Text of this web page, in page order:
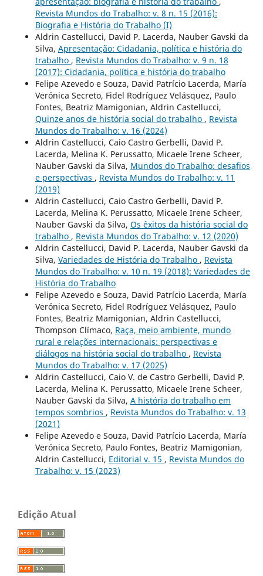
Revista Mundos do Trabalho: v. 8 n. 15 (2016):
Biografia e História do Trabalho (I)
Aldrin Castellucci, David P. Lacerda, Nauber Gavski da
Silva, Apresentação: Cidadania, política e história do
trabalho , Revista Mundos do Trabalho: v. 9 n. 18
(2017): Cidadania, política e história do trabalho
Felipe Azevedo e Souza, David Patrício Lacerda, María
Verónica Secreto, Fidel Rodríguez Velásquez, Paulo
Fontes, Beatriz Mamigonian, Aldrin Castellucci,
Quinze anos de história social do trabalho , Revista
Mundos do Trabalho: v. 16 (2024)
Aldrin Castellucci, Caio Castro Gerbelli, David P.
Lacerda, Melina K. Perussatto, Micaele Irene Scheer,
Nauber Gavski da Silva, Mundos do Trabalho: desafios
e perspectivas , Revista Mundos do Trabalho: v. 11
(2019)
Aldrin Castellucci, Caio Castro Gerbelli, David P.
Lacerda, Melina K. Perussatto, Micaele Irene Scheer,
Nauber Gavski da Silva, Os êxitos da história social do
trabalho , Revista Mundos do Trabalho: v. 12 (2020)
Aldrin Castellucci, David P. Lacerda, Nauber Gavski da
Silva, Variedades de História do Trabalho , Revista
Mundos do Trabalho: v. 10 n. 19 (2018): Variedades de
História do Trabalho
Felipe Azevedo e Souza, David Patrício Lacerda, María
Verónica Secreto, Fidel Rodríguez Velásquez, Paulo
Fontes, Beatriz Mamigonian, Aldrin Castellucci,
Thompson Clímaco, Raça, meio ambiente, mundo
rural e relações internacionais: perspectivas e
diálogos na história social do trabalho , Revista
Mundos do Trabalho: v. 17 (2025)
Aldrin Castellucci, Caio V. de Castro Gerbelli, David P.
Lacerda, Melina K. Perussatto, Micaele Irene Scheer,
Nauber Gavski da Silva, A história do trabalho em
tempos sombrios , Revista Mundos do Trabalho: v. 13
(2021)
Felipe Azevedo e Souza, David Patrício Lacerda, María
Verónica Secreto, Paulo Fontes, Beatriz Mamigonian,
Aldrin Castellucci, Editorial v. 15 , Revista Mundos do
Trabalho: v. 15 (2023)
Edição Atual